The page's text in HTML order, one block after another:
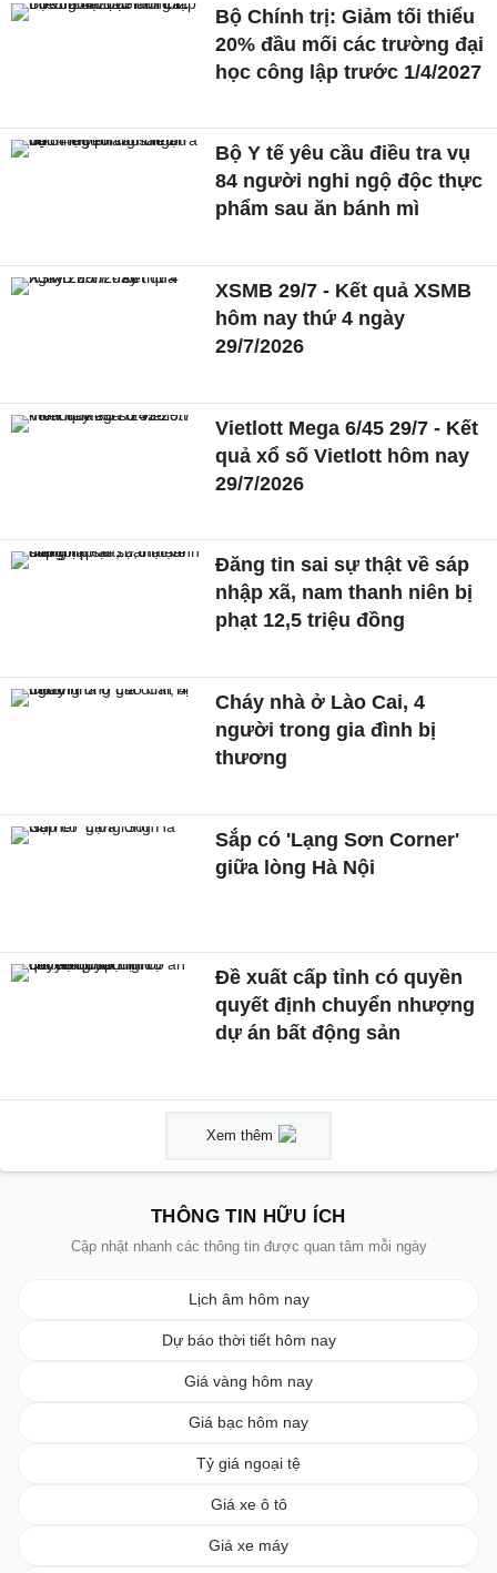
Bộ Chính trị: Giảm tối thiểu
20% đầu mối các trường đại
học công lập trước 1/4/2027
Bộ Y tế yêu cầu điều tra vụ
84 người nghi ngộ độc thực
phẩm sau ăn bánh mì
XSMB 29/7 - Kết quả XSMB
hôm nay thứ 4 ngày
29/7/2026
Vietlott Mega 6/45 29/7 - Kết
quả xổ số Vietlott hôm nay
29/7/2026
Đăng tin sai sự thật về sáp
nhập xã, nam thanh niên bị
phạt 12,5 triệu đồng
Cháy nhà ở Lào Cai, 4
người trong gia đình bị
thương
Sắp có 'Lạng Sơn Corner'
giữa lòng Hà Nội
Đề xuất cấp tỉnh có quyền
quyết định chuyển nhượng
dự án bất động sản
Xem thêm
THÔNG TIN HỮU ÍCH
Cập nhật nhanh các thông tin được quan tâm mỗi ngày
Lịch âm hôm nay
Dự báo thời tiết hôm nay
Giá vàng hôm nay
Giá bạc hôm nay
Tỷ giá ngoại tệ
Giá xe ô tô
Giá xe máy